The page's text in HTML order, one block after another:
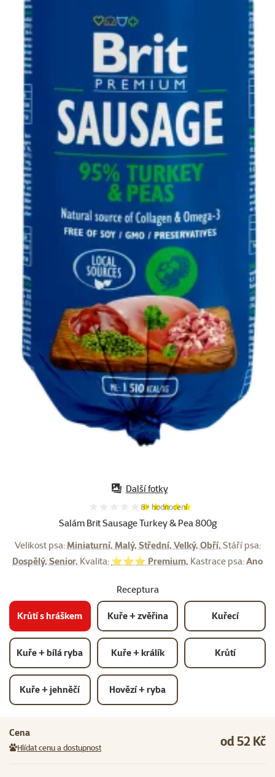
Salám Brit Sausage Turkey & Pea 800g
Hodnocení 98%, počet hodnocení:
8× hodnocení
Velikost psa:Miniaturní, Malý, Střední, Velký, Obří, Stáří psa:
Dospělý, Senior, Kvalita: ⭐⭐⭐ Premium, Kastrace psa:Ano
Receptura
Krůtí s hráškem Kuře + zvěřina Kuřecí
Kuře + bílá ryba Kuře + králík Krůtí
Kuře + jehněčí Hovězí + ryba
Cena
Hlídat cenu a dostupnost od 52 Kč
Další fotky